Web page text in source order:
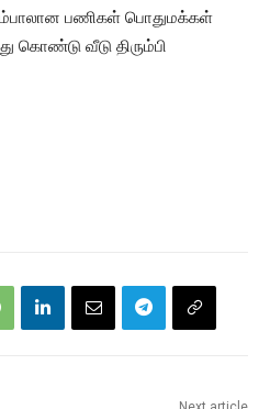
பணிகள் பொதுமக்கள்
கொண்டு வீடு திரும்பி